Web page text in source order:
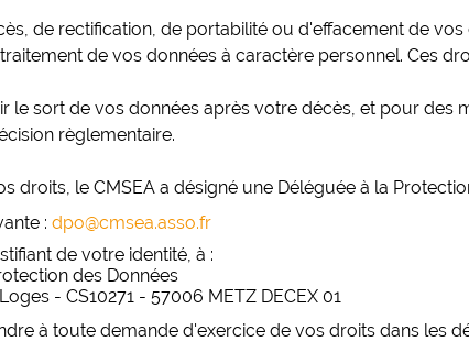
de rectification, de portabilité ou d'effacement de
de vos données à caractère personnel. Ces
le sort de vos données après votre décès, et pour
règlementaire.
droits, le CMSEA a désigné une Déléguée à la
: dpo@cmsea.asso.fr
de votre identité, à :
des Données
- CS10271 - 57006 METZ DECEX 01
à toute demande d'exercice de vos droits dans les